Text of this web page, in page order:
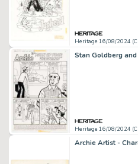
Heritage 16/08/2024
Heritage 16/08/2024